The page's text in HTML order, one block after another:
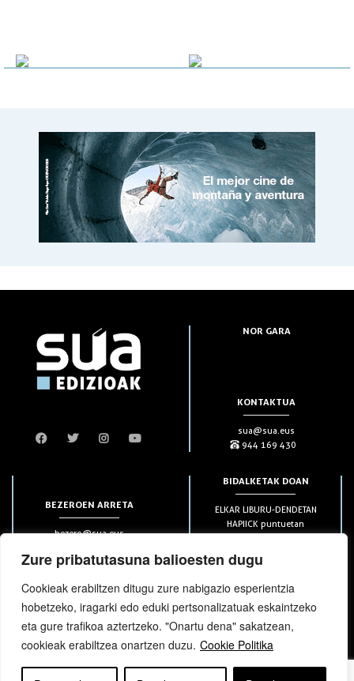
Zure pribatutasuna balioesten dugu
Cookieak erabiltzen ditugu zure nabigazio esperientzia
hobetzeko, iragarki edo eduki pertsonalizatuak eskaintzeko
eta gure trafikoa aztertzeko. "Onartu dena" sakatzean,
cookieak erabiltzea onartzen duzu. Cookie Politika
NOR GARA
KONTAKTUA
sua@sua.eus
944 169 430
BEZEROEN ARRETA
bezero@sua.eus
HARPIDETZAK
BIDALKETAK DOAN
ELKAR LIBURU-DENDETAN
HAPIICK puntuetan
(soilik penintsulan)